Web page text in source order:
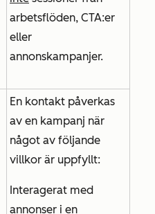
arbetsflöden, CTA:er
eller
annonskampanjer.
En kontakt påverkas
av en kampanj när
något av följande
villkor är uppfyllt:
Interagerat med
annonser i en